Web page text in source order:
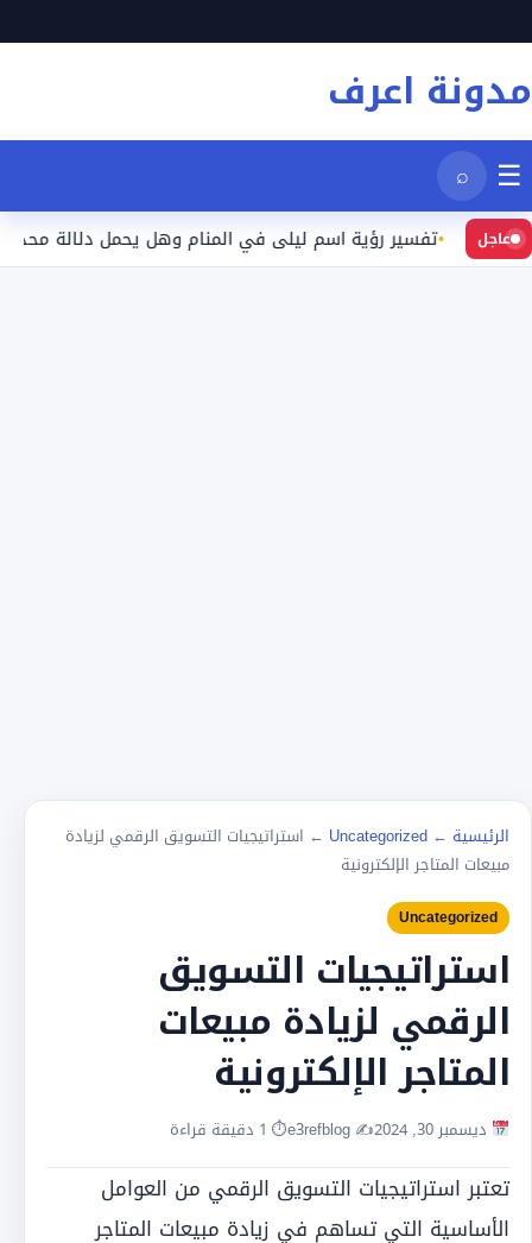
إلى
المحتوى
مدونة اعرف
☰
⌕
عاجلتفسير رؤية اسم ليلى في المنام وهل يحمل دلالة محددة؟
الرئيسية ←
Uncategorized
← استراتيجيات التسويق الرقمي لزيادة
مبيعات المتاجر الإلكترونية
Uncategorized
استراتيجيات التسويق
الرقمي لزيادة مبيعات
المتاجر الإلكترونية
ديسمبر 30, 2024 ✍️ e3refblog ⏱ 1 دقيقة قراءة
تعتبر استراتيجيات التسويق الرقمي من العوامل
الأساسية التي تساهم في زيادة مبيعات المتاجر